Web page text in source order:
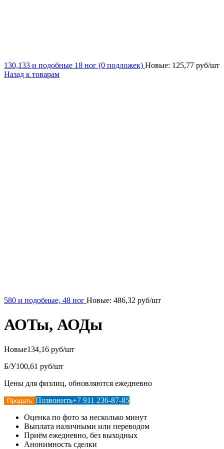
130,133 и подобные 18 ног (0 подложек) Новые: 125,77 руб/шт
Назад к товарам
580 и подобные, 48 ног Новые: 486,32 руб/шт
АОТы, АОДы
Новые134,16 руб/шт
Б/У100,61 руб/шт
Цены для физлиц, обновляются ежедневно
Продать Позвонить+7 911 236-87-85
Оценка по фото за несколько минут
Выплата наличными или переводом
Приём ежедневно, без выходных
Анонимность сделки